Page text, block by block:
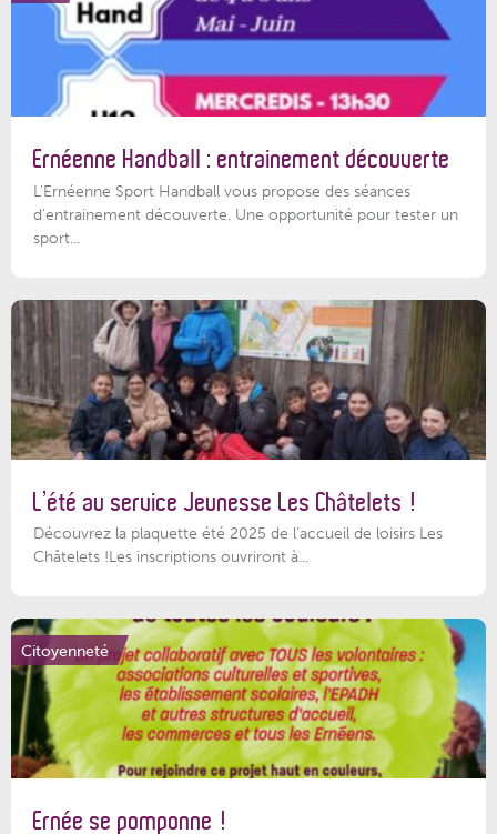
Ernéenne Handball : entrainement découverte
L'Ernéenne Sport Handball vous propose des séances
d'entrainement découverte. Une opportunité pour tester un
sport...
L’été au service Jeunesse Les Châtelets !
Découvrez la plaquette été 2025 de l’accueil de loisirs Les
Châtelets !Les inscriptions ouvriront à...
Citoyenneté
Ernée se pomponne !